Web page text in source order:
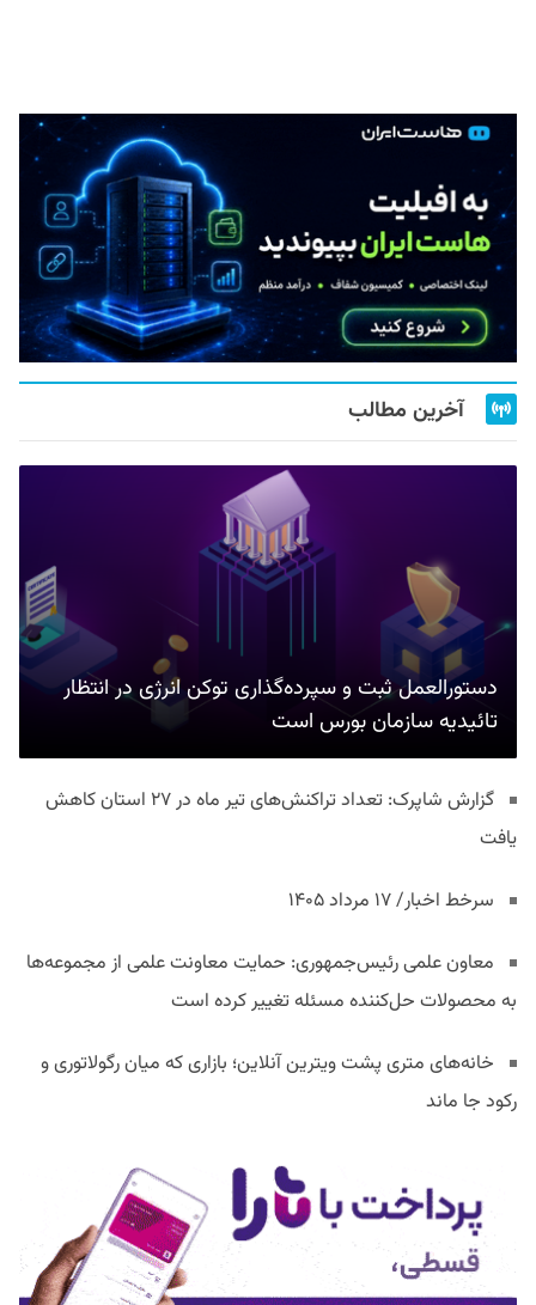
آخرین مطالب
دستورالعمل ثبت و سپرده‌گذاری توکن انرژی در انتظار
تائیدیه سازمان بورس است
گزارش شاپرک: تعداد تراکنش‌های تیر ماه در ۲۷ استان‌ کاهش
یافت
سرخط اخبار/ ۱۷ مرداد ۱۴۰۵
معاون علمی رئیس‌جمهوری: حمایت معاونت علمی از مجموعه‌ها
به محصولات حل‌کننده مسئله تغییر کرده است
خانه‌های متری پشت ویترین آنلاین؛ بازاری که میان رگولاتوری و
رکود جا ماند